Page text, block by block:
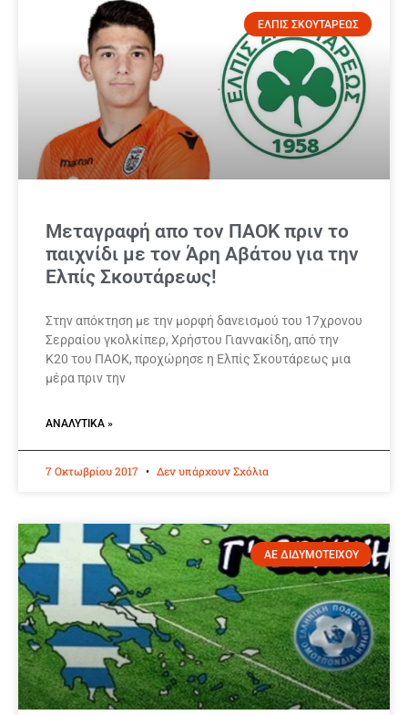
ΕΛΠΙΣ ΣΚΟΥΤΑΡΕΩΣ
Μεταγραφή απο τον ΠΑΟΚ πριν το
παιχνίδι με τον Άρη Αβάτου για την
Ελπίς Σκουτάρεως!
Στην απόκτηση με την μορφή δανεισμού του 17χρονου
Σερραίου γκολκίπερ, Χρήστου Γιαννακίδη, από την
Κ20 του ΠΑΟΚ, προχώρησε η Ελπίς Σκουτάρεως μια
μέρα πριν την
ΑΝΑΛΥΤΙΚΆ »
7 Οκτωβρίου 2017 Δεν υπάρχουν Σχόλια
ΑΕ ΔΙΔΥΜΟΤΕΙΧΟΥ